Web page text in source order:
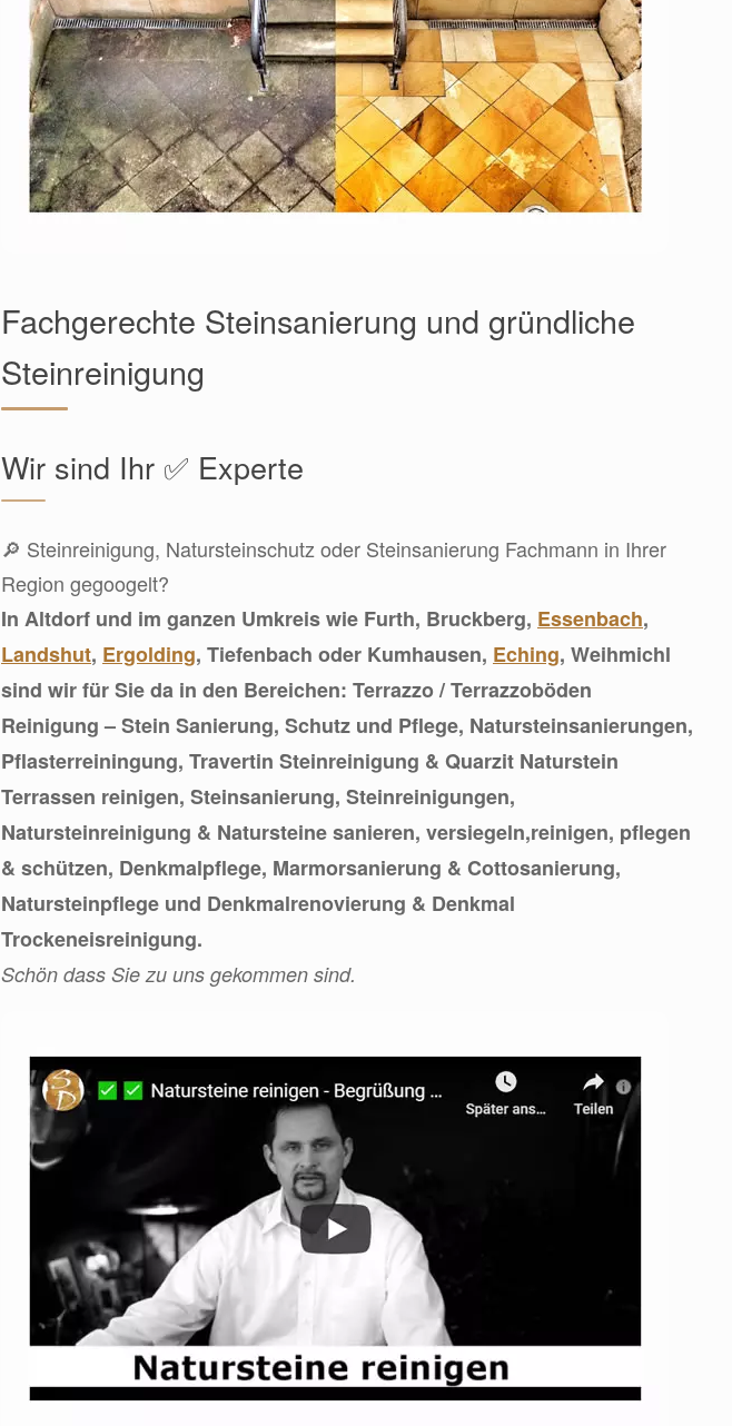
Fachgerechte Steinsanierung und gründliche
Steinreinigung
Wir sind Ihr ✅ Experte
🔎 Steinreinigung, Natursteinschutz oder Steinsanierung Fachmann in Ihrer
Region gegoogelt?
In Altdorf und im ganzen Umkreis wie Furth, Bruckberg, Essenbach,
Landshut, Ergolding, Tiefenbach oder Kumhausen, Eching, Weihmichl
sind wir für Sie da in den Bereichen: Terrazzo / Terrazzoböden
Reinigung – Stein Sanierung, Schutz und Pflege, Natursteinsanierungen,
Pflasterreiningung, Travertin Steinreinigung & Quarzit Naturstein
Terrassen reinigen, Steinsanierung, Steinreinigungen,
Natursteinreinigung & Natursteine sanieren, versiegeln,reinigen, pflegen
& schützen, Denkmalpflege, Marmorsanierung & Cottosanierung,
Natursteinpflege und Denkmalrenovierung & Denkmal
Trockeneisreinigung.
Schön dass Sie zu uns gekommen sind.